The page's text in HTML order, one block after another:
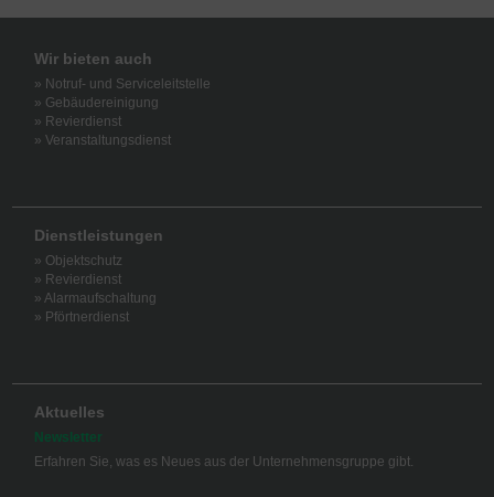
Wir bieten auch
» Notruf- und Serviceleitstelle
» Gebäudereinigung
» Revierdienst
» Veranstaltungsdienst
Dienstleistungen
» Objektschutz
» Revierdienst
» Alarmaufschaltung
» Pförtnerdienst
Aktuelles
Newsletter
Erfahren Sie, was es Neues aus der Unternehmensgruppe gibt.